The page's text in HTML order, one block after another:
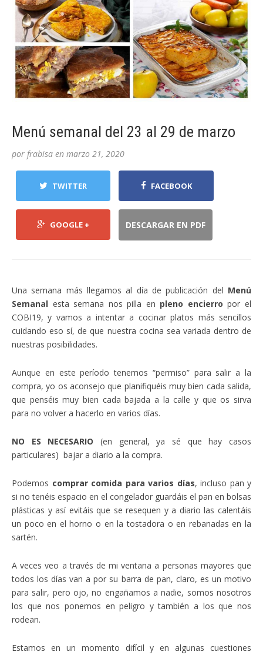
Menú semanal del 23 al 29 de marzo
por frabisa en marzo 21, 2020
TWITTER FACEBOOK
GOOGLE + DESCARGAR EN PDF
Una semana más llegamos al día de publicación del Menú
Semanal esta semana nos pilla en pleno encierro por el
COBI19, y vamos a intentar a cocinar platos más sencillos
cuidando eso sí, de que nuestra cocina sea variada dentro de
nuestras posibilidades.
Aunque en este período tenemos “permiso” para salir a la
compra, yo os aconsejo que planifiquéis muy bien cada salida,
que penséis muy bien cada bajada a la calle y que os sirva
para no volver a hacerlo en varios días.
NO ES NECESARIO (en general, ya sé que hay casos
particulares) bajar a diario a la compra.
Podemos comprar comida para varios días, incluso pan y
si no tenéis espacio en el congelador guardáis el pan en bolsas
plásticas y así evitáis que se resequen y a diario las calentáis
un poco en el horno o en la tostadora o en rebanadas en la
sartén.
A veces veo a través de mi ventana a personas mayores que
todos los días van a por su barra de pan, claro, es un motivo
para salir, pero ojo, no engañamos a nadie, somos nosotros
los que nos ponemos en peligro y también a los que nos
rodean.
Estamos en un momento difícil y en algunas cuestiones